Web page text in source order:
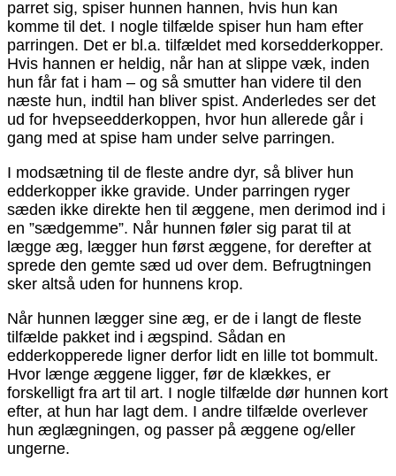
parret sig, spiser hunnen hannen, hvis hun kan
komme til det. I nogle tilfælde spiser hun ham efter
parringen. Det er bl.a. tilfældet med korsedderkopper.
Hvis hannen er heldig, når han at slippe væk, inden
hun får fat i ham – og så smutter han videre til den
næste hun, indtil han bliver spist. Anderledes ser det
ud for hvepseedderkoppen, hvor hun allerede går i
gang med at spise ham under selve parringen.
I modsætning til de fleste andre dyr, så bliver hun
edderkopper ikke gravide. Under parringen ryger
sæden ikke direkte hen til æggene, men derimod ind i
en ”sædgemme”. Når hunnen føler sig parat til at
lægge æg, lægger hun først æggene, for derefter at
sprede den gemte sæd ud over dem. Befrugtningen
sker altså uden for hunnens krop.
Når hunnen lægger sine æg, er de i langt de fleste
tilfælde pakket ind i ægspind. Sådan en
edderkopperede ligner derfor lidt en lille tot bommult.
Hvor længe æggene ligger, før de klækkes, er
forskelligt fra art til art. I nogle tilfælde dør hunnen kort
efter, at hun har lagt dem. I andre tilfælde overlever
hun æglægningen, og passer på æggene og/eller
ungerne.